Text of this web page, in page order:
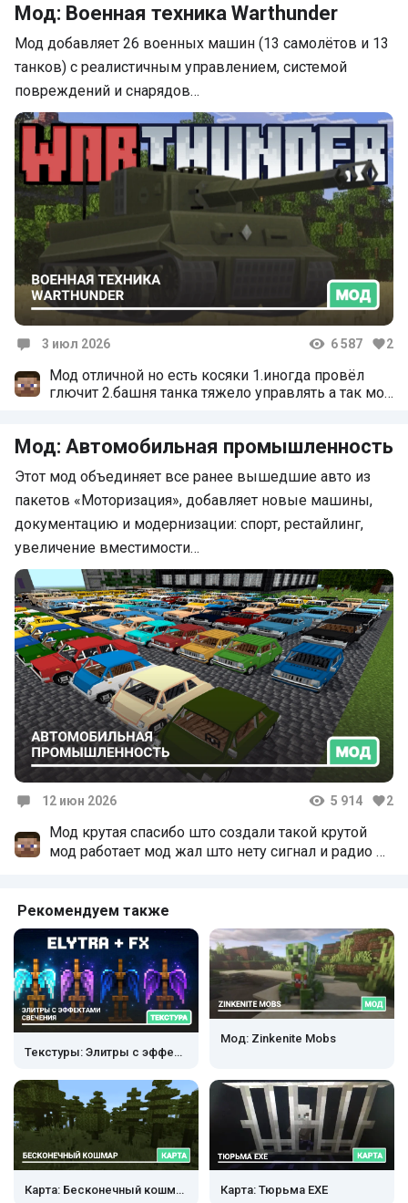
Мод: Военная техника Warthunder
Мод добавляет 26 военных машин (13 самолётов и 13
танков) с реалистичным управлением, системой
повреждений и снарядов…
3 июл 2026 6 587 2
Мод отличной но есть косяки 1.иногда провёл
глючит 2.башня танка тяжело управлять а так мод
Мод: Автомобильная промышленность
Этот мод объединяет все ранее вышедшие авто из
пакетов «Моторизация», добавляет новые машины,
документацию и модернизации: спорт, рестайлинг,
увеличение вместимости…
12 июн 2026 5 914 2
Мод крутая спасибо што создали такой крутой
мод работает мод жал што нету сигнал и радио 👍
Рекомендуем также
Текстуры: Элитры с эффектами свечения
Мод: Zinkenite Mobs
Карта: Бесконечный кошмар Карта: Тюрьма EXE